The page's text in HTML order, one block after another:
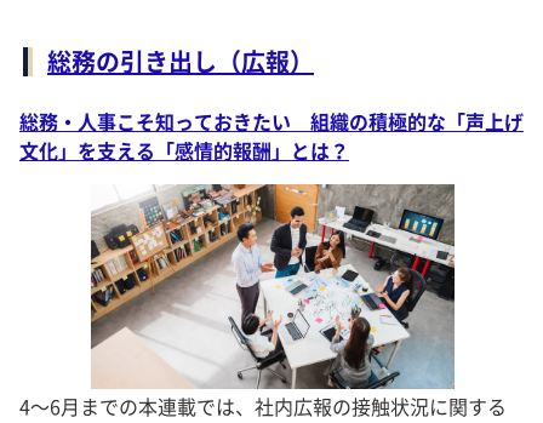
総務の引き出し（広報）
総務・人事こそ知っておきたい 組織の積極的な「声上げ
文化」を支える「感情的報酬」とは？
4～6月までの本連載では、社内広報の接触状況に関する